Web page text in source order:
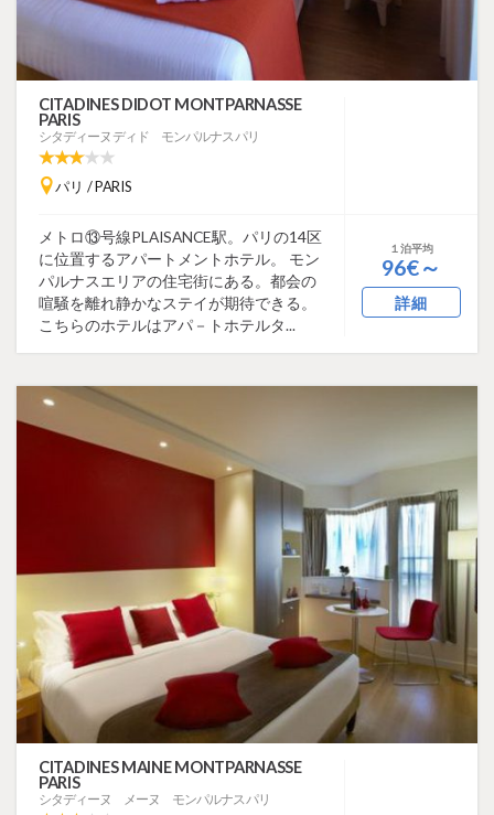
CITADINES DIDOT MONTPARNASSE
PARIS
シタディーヌ ディド モンパルナス パリ
パリ / PARIS
メトロ⑬号線PLAISANCE駅。パリの14区
に位置するアパートメントホテル。 モン
パルナスエリアの住宅街にある。都会の
喧騒を離れ静かなステイが期待できる。
こちらのホテルはアパ－トホテルタ...
１泊平均
96€～
詳細
CITADINES MAINE MONTPARNASSE
PARIS
シタディーヌ メーヌ モンパルナス パリ